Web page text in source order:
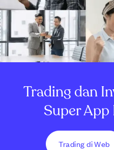
Trading dan
Super App
Trading di Web